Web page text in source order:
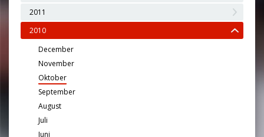
2011
2010
December
November
Oktober
September
August
Juli
Juni